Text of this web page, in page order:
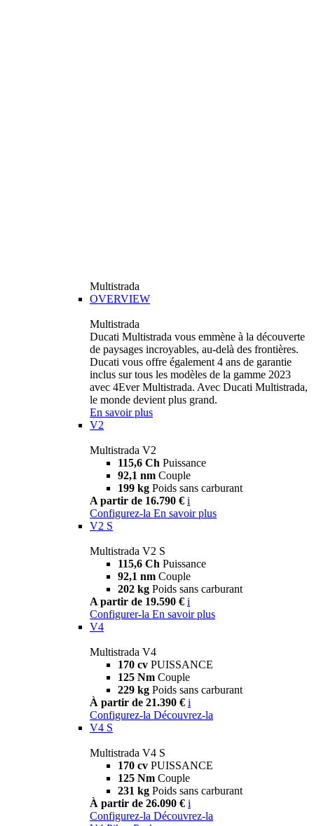
Multistrada
OVERVIEW
Multistrada
Ducati Multistrada vous emmène à la découverte
de paysages incroyables, au-delà des frontières.
Ducati vous offre également 4 ans de garantie
inclus sur tous les modèles de la gamme 2023
avec 4Ever Multistrada. Avec Ducati Multistrada,
le monde devient plus grand.
En savoir plus
V2
Multistrada V2
115,6 Ch Puissance
92,1 nm Couple
199 kg Poids sans carburant
A partir de 16.790 € i
Configurez-la En savoir plus
V2 S
Multistrada V2 S
115,6 Ch Puissance
92,1 nm Couple
202 kg Poids sans carburant
A partir de 19.590 € i
Configurer-la En savoir plus
V4
Multistrada V4
170 cv PUISSANCE
125 Nm Couple
229 kg Poids sans carburant
À partir de 21.390 € i
Configurez-la Découvrez-la
V4 S
Multistrada V4 S
170 cv PUISSANCE
125 Nm Couple
231 kg Poids sans carburant
À partir de 26.090 € i
Configurez-la Découvrez-la